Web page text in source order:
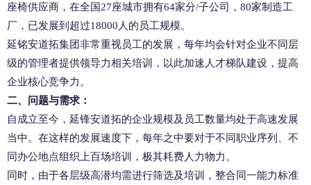
座椅供应商，在全国27座城市拥有64家分/子公司，80家制造工
厂，已发展到超过18000人的员工规模。
延铭安道拓集团非常重视员工的发展，每年均会针对企业不同层
级的管理者提供领导力相关培训，以此加速人才梯队建设，提高
企业核心竞争力。
二、问题与需求：
自成立至今，延锋安道拓的企业规模及员工数量均处于高速发展
当中。在这样的发展速度下，每年之中要对于不同职业序列、不
同办公地点组织上百场培训，极其耗费人力物力。
同时，由于各层级高潜均需进行筛选及培训，整合同一能力标准